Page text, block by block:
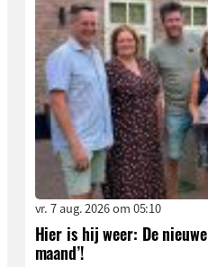
vr. 7 aug. 2026 om 05:10
Hier is hij weer: De
maand’!